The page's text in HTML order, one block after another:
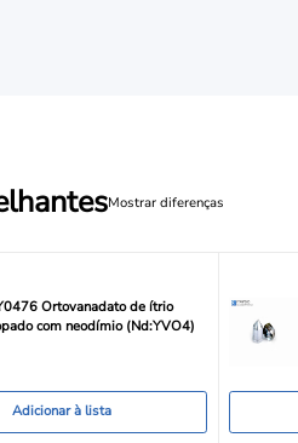
Mostrar diferenças
Ortovanadato de ítrio
com neodímio (Nd:YVO4)
Adicionar à lista